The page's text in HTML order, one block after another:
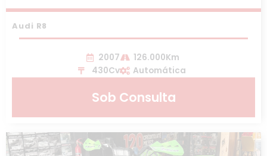
Audi R8
2007
126.000Km
430Cv
Automática
Sob Consulta